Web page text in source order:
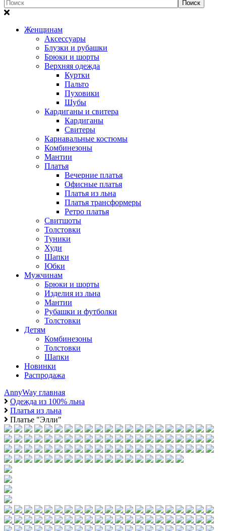
Женщинам
Аксессуары
Блузки и рубашки
Брюки и шорты
Верхняя одежда
Куртки
Пальто
Пуховики
Шубы
Кардиганы и свитера
Кардиганы
Свитеры
Карнавальные костюмы
Комбинезоны
Мантии
Платья
Вечерние платья
Офисные платья
Платья из льна
Платья трансформеры
Ретро платья
Свитшоты
Толстовки
Туники
Худи
Шапки
Юбки
Мужчинам
Брюки и шорты
Изделия из льна
Мантии
Рубашки и футболки
Толстовки
Детям
Комбинезоны
Толстовки
Шапки
Новинки
Распродажа
AnnyWay главная
Одежда из 100% льна
Платья из льна
Платье "Элли"